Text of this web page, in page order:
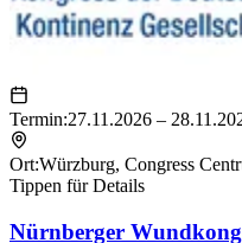
Termin:27.11.2026 –
Ort:Würzburg, Congress
Tippen für Details
Nürnberger